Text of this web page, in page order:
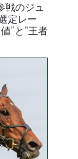
戦のジュ
定レー
”と“王者